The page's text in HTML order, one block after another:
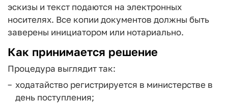
эскизы и текст подаются на электронных
носителях. Все копии документов должны быть
заверены инициатором или нотариально.
Как принимается решение
Процедура выглядит так:
ходатайство регистрируется в министерстве в
день поступления;